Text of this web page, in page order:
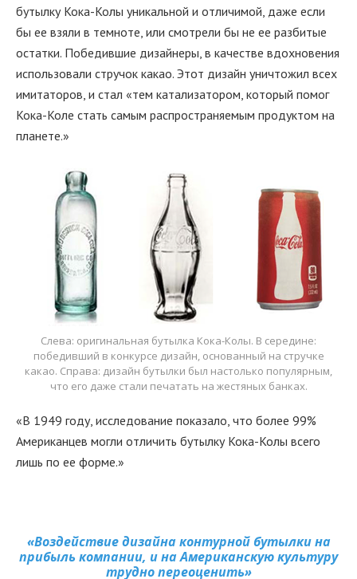
бутылку Кока-Колы уникальной и отличимой, даже если
бы ее взяли в темноте, или смотрели бы не ее разбитые
остатки. Победившие дизайнеры, в качестве вдохновения
использовали стручок какао. Этот дизайн уничтожил всех
имитаторов, и стал «тем катализатором, который помог
Кока-Коле стать самым распространяемым продуктом на
планете.»
Слева: оригинальная бутылка Кока-Колы. В середине:
победивший в конкурсе дизайн, основанный на стручке
какао. Справа: дизайн бутылки был настолько популярным,
что его даже стали печатать на жестяных банках.
«В 1949 году, исследование показало, что более 99%
Американцев могли отличить бутылку Кока-Колы всего
лишь по ее форме.»
«Воздействие дизайна контурной бутылки на
прибыль компании, и на Американскую культуру
трудно переоценить»